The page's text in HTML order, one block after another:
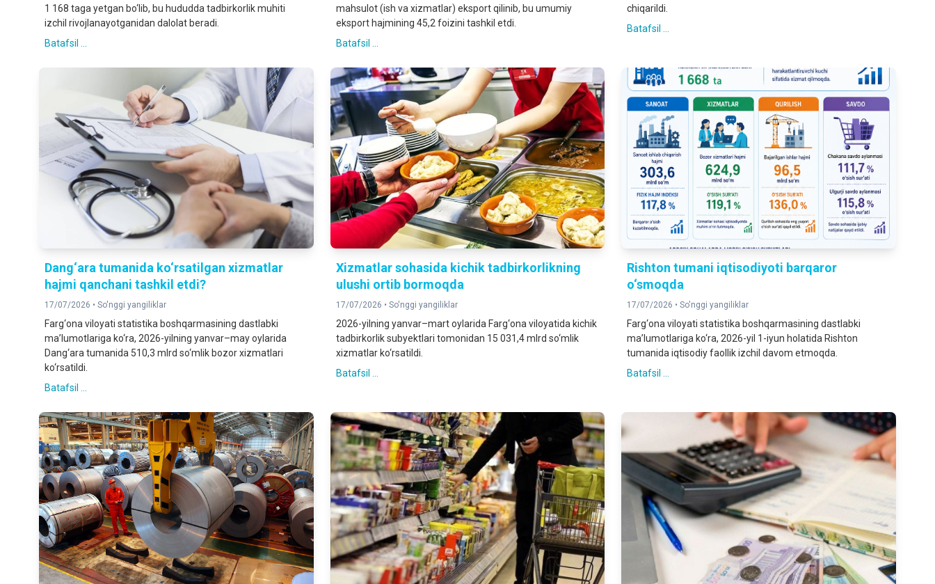
1 168 taga yetgan bo‘lib, bu hududda tadbirkorlik muhiti
izchil rivojlanayotganidan dalolat beradi.
Batafsil ...
mahsulot (ish va xizmatlar) eksport qilinib, bu umumiy
eksport hajmining 45,2 foizini tashkil etdi.
Batafsil ...
chiqarildi.
Batafsil ...
Dang‘ara tumanida ko‘rsatilgan xizmatlar
hajmi qanchani tashkil etdi?
17/07/2026 • So'nggi yangiliklar
Farg‘ona viloyati statistika boshqarmasining dastlabki
ma’lumotlariga ko‘ra, 2026-yilning yanvar–may oylarida
Dang‘ara tumanida 510,3 mlrd so‘mlik bozor xizmatlari
ko‘rsatildi.
Batafsil ...
Xizmatlar sohasida kichik tadbirkorlikning
ulushi ortib bormoqda
17/07/2026 • So'nggi yangiliklar
2026-yilning yanvar–mart oylarida Farg‘ona viloyatida kichik
tadbirkorlik subyektlari tomonidan 15 031,4 mlrd so‘mlik
xizmatlar ko‘rsatildi.
Batafsil ...
Rishton tumani iqtisodiyoti barqaror
o‘smoqda
17/07/2026 •So'nggi yangiliklar
Farg‘ona viloyati statistika boshqarmasining dastlabki
ma’lumotlariga ko‘ra, 2026-yil 1-iyun holatida Rishton
tumanida iqtisodiy faollik izchil davom etmoqda.
Batafsil ...